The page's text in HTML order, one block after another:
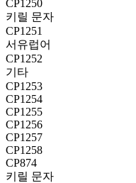
CP1250
키릴 문자
CP1251
서유럽어
CP1252
기타
CP1253
CP1254
CP1255
CP1256
CP1257
CP1258
CP874
키릴 문자